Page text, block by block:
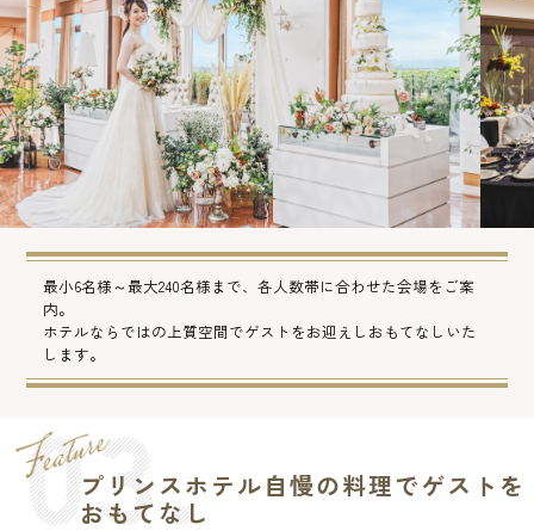
最小6名様～最大240名様まで、各人数帯に合わせた会場をご案
内。
ホテルならではの上質空間でゲストをお迎えしおもてなしいた
します。
プリンスホテル自慢の料理でゲストを
おもてなし